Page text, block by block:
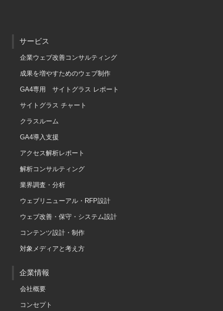
サービス
企業ウェブ改善コンサルティング
成果を増やすためのウェブ制作
GA4専用 サイトグラス レポート
サイトグラス チャート
クラスルーム
GA4導入支援
アクセス解析レポート
解析コンサルティング
業界調査・分析
ウェブリニューアル・RFP設計
ウェブ改善・保守・システム設計
コンテンツ設計・制作
対象メディアと考え方
企業情報
会社概要
コンセプト